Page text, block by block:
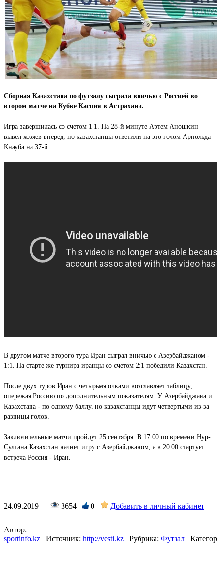
Сборная Казахстана по футзалу сыграла вничью с Россией во
втором матче на Кубке Каспия в Астрахани.
Игра завершилась со счетом 1:1. На 28-й минуте Артем Аношкин
вывел хозяев вперед, но казахстанцы ответили на это голом Арнольда
Кнауба на 37-й.
В другом матче второго тура Иран сыграл вничью с Азербайджаном -
1:1. На старте же турнира иранцы со счетом 2:1 победили Казахстан.
После двух туров Иран с четырьмя очками возглавляет таблицу,
опережая Россию по дополнительным показателям. У Азербайджана и
Казахстана - по одному баллу, но казахстанцы идут четвертыми из-за
разницы голов.
Заключительные матчи пройдут 25 сентября. В 17:00 по времени Нур-
Султана Казахстан начнет игру с Азербайджаном, а в 20:00 стартует
встреча Россия - Иран.
24.09.2019 3654 0 Добавить в личный кабинет
Автор:
sportinfo.kz
Источник: http://vesti.kz Рубрика: Футзал